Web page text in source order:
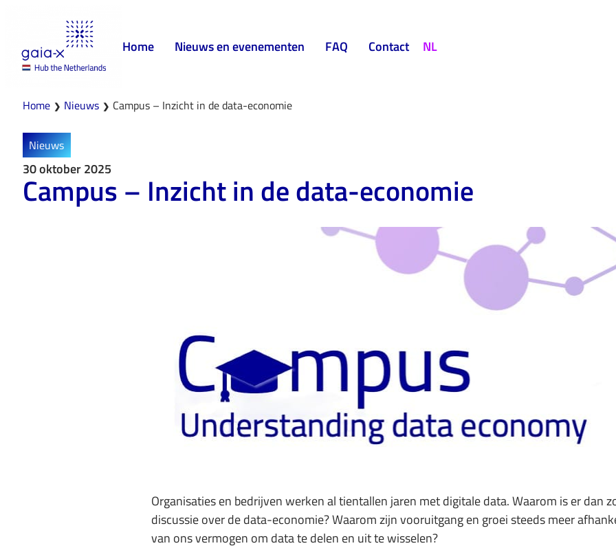
Home Nieuws en evenementen FAQ Contact NL
Home ❯ Nieuws ❯ Campus – Inzicht in de data-economie
Nieuws
30 oktober 2025
Campus – Inzicht in de data-economie
Organisaties en bedrijven werken al tientallen jaren met digitale data. Waarom is er dan
discussie over de data-economie? Waarom zijn vooruitgang en groei steeds meer
van ons vermogen om data te delen en uit te wisselen?